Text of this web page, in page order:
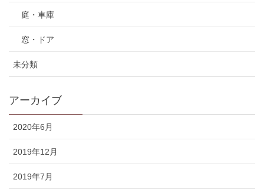
庭・車庫
窓・ドア
未分類
アーカイブ
2020年6月
2019年12月
2019年7月